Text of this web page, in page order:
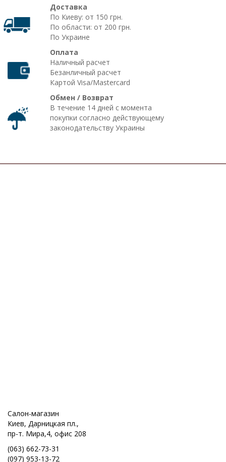
Доставка
По Киеву: от 150 грн.
По области: от 200 грн.
По Украине
Оплата
Наличный расчет
Безанличный расчет
Картой Visa/Mastercard
Обмен / Возврат
В течение 14 дней с момента
покупки согласно действующему
законодательству Украины
Салон-магазин
Киев, Дарницкая пл.,
пр-т. Мира,4, офис 208
(063) 662-73-31
(097) 953-13-72